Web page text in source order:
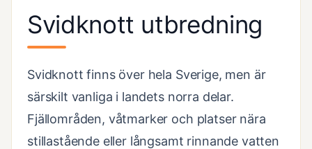
Svidknott utbredning
Svidknott finns över hela Sverige, men är
särskilt vanliga i landets norra delar.
Fjällområden, våtmarker och platser nära
stillastående eller långsamt rinnande vatten